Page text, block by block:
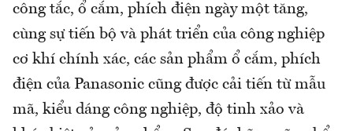
công tắc, ổ cắm, phích điện ngày một tăng,
cùng sự tiến bộ và phát triển của công nghiệp
cơ khí chính xác, các sản phẩm ổ cắm, phích
điện của Panasonic cũng được cải tiến từ mẫu
mã, kiểu dáng công nghiệp, độ tinh xảo và